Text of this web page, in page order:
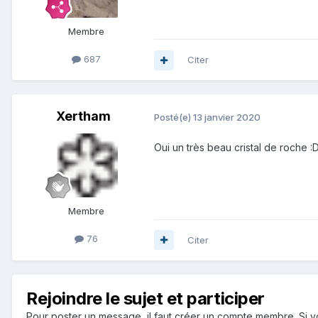
Membre
687 Citer
Xertham
Membre
76
Posté(e) 13 janvier 2020
Oui un très beau cristal de roche :D
Citer
Rejoindre le sujet et participer